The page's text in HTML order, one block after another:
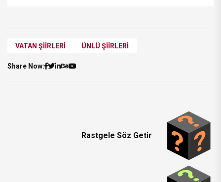
VATAN ŞIIRLERI ÜNLÜ ŞIIRLERI
Share Now:
Rastgele Söz Getir